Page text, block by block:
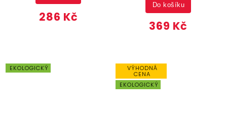
286 Kč
369 Kč
Do košíku
EKOLOGICKÝ VÝHODNÁ
CENA
EKOLOGICKÝ